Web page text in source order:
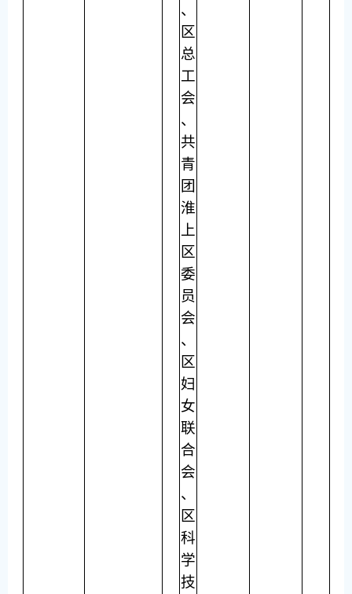
、
区
总
工
会
、
共
青
团
淮
上
区
委
员
会
、
区
妇
女
联
合
会
、
区
科
学
技